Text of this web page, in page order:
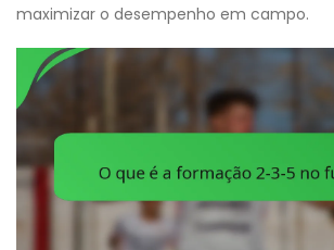
maximizar o desempenho em campo.